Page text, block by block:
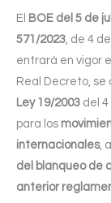
El BOE del 5 de
571/2023 , de 4
entrará en vigor el
Real Decreto, se
Ley 19/2003 del
para los
internacionales,
del blanqueo de
anterior